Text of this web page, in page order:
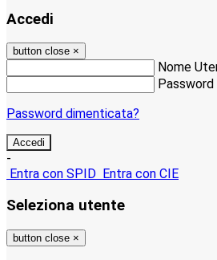
Accedi
button close ×
Nome
Password
Password dimenticata?
-
Entra con SPID Entra con CIE
Seleziona utente
button close ×